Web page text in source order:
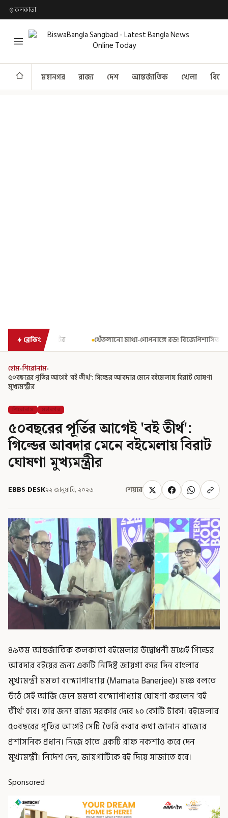
কলকাতা
মহানগর রাজ্য দেশ আন্তর্জাতিক খেলা
ব্রেকিং
থেঁতলানো মাথা-গোপনাঙ্গে রড! বিজেপিশাসিত অসমে নাবালিকার নৃশংস
হোম›শিরোনাম›
৫০বছরের পূর্তির আগেই 'বই তীর্থ': গিল্ডের আবদার মেনে বইমেলায় বিরাট ঘোষণা
মুখ্যমন্ত্রীর
শিরোনাম মহানগর
৫০বছরের পূর্তির আগেই 'বই তীর্থ':
গিল্ডের আবদার মেনে বইমেলায় বিরাট
ঘোষণা মুখ্যমন্ত্রীর
EBBS DESK২২ জানুয়ারি, ২০২৬ শেয়ার
৪৯তম আন্তর্জাতিক কলকাতা বইমেলার উদ্বোধনী মঞ্চেই গিল্ডের
আবদার বইয়ের জন্য একটি নির্দিষ্ট জায়গা করে দিন বাংলার
মুখ্যমন্ত্রী মমতা বন্দ্যোপাধ্যায় (Mamata Banerjee)। মঞ্চে বলতে
উঠে সেই আর্জি মেনে মমতা বন্দ্যোপাধ্যায় ঘোষণা করলেন 'বই
তীর্থ' হবে। তার জন্য রাজ্য সরকার দেবে ১০ কোটি টাকা। বইমেলার
৫০বছরের পূর্তির আগেই সেটি তৈরি করার কথা জানান রাজ্যের
প্রশাসনিক প্রধান। নিজে হাতে একটি রাফ নকশাও করে দেন
মুখ্যমন্ত্রী। নির্দেশ দেন, জায়গাটিকে বই দিয়ে সাজাতে হবে।
Sponsored